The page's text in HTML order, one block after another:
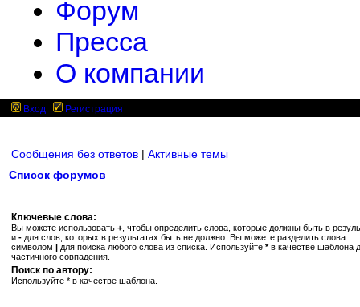
Форум
Пресса
О компании
Вход Регистрация
Сообщения без ответов | Активные темы
Список форумов
Ключевые слова:
Вы можете использовать + , чтобы определить слова, которые должны быть в
и - для слов, которых в результатах быть не должно. Вы можете разделить слова
символом | для поиска любого слова из списка. Используйте *в качестве шаблона
частичного совпадения.
Поиск по автору:
Используйте * в качестве шаблона.